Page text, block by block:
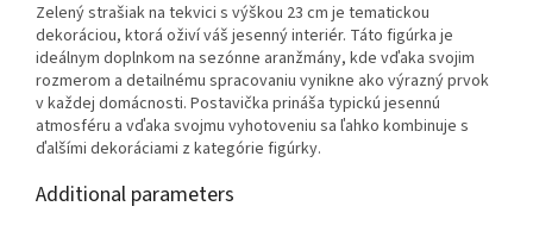
Zelený strašiak na tekvici s výškou 23 cm je tematickou
dekoráciou, ktorá oživí váš jesenný interiér. Táto figúrka je
ideálnym doplnkom na sezónne aranžmány, kde vďaka svojim
rozmerom a detailnému spracovaniu vynikne ako výrazný prvok
v každej domácnosti. Postavička prináša typickú jesennú
atmosféru a vďaka svojmu vyhotoveniu sa ľahko kombinuje s
ďalšími dekoráciami z kategórie figúrky.
Additional parameters